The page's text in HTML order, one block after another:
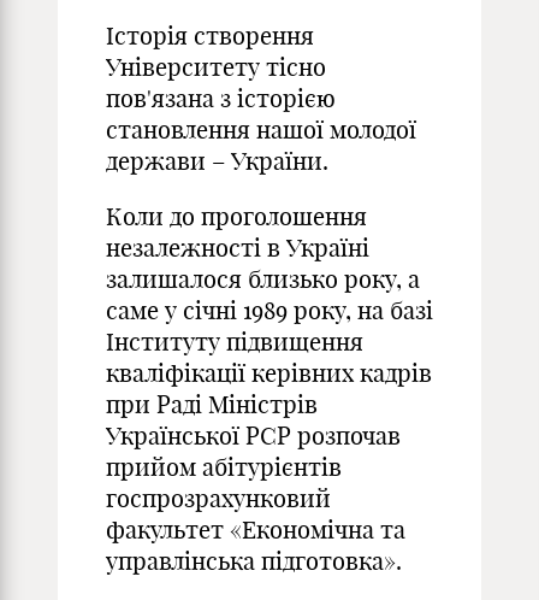
Історія створення
Університету тісно
пов'язана з історією
становлення нашої молодої
держави – України.
Коли до проголошення
незалежності в Україні
залишалося близько року, а
саме у січні 1989 року, на базі
Інституту підвищення
кваліфікації керівних кадрів
при Раді Міністрів
Української РСР розпочав
прийом абітурієнтів
госпрозрахунковий
факультет «Економічна та
управлінська підготовка».